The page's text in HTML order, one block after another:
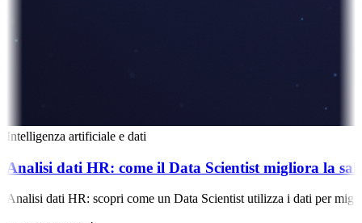
dati
il Data Scientist migliora la salute dei dipendenti
come un Data Scientist utilizza i dati per migliorare il benessere dei